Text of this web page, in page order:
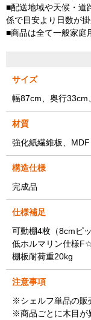
■配送地域や天候・道
係で目安より日数が
■商品は全て一般家庭
サイズ
幅87cm、奥行33cm
材質
強化紙繊維板、MDF
構造仕様
完成品
仕様補足
可動棚4枚（8cmピ
低ホルマリン仕様
棚板耐荷重20kg
注意事項
※シェルフ単品の販
※商品ごとに木目が